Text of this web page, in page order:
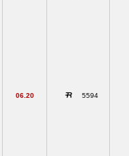
06.20 5594